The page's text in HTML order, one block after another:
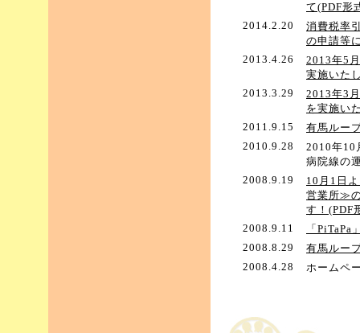
て(PDF形
2014.2.20
消費税率
の申請等
2013.4.26
2013年5
実施いた
2013.3.29
2013年3
を実施い
2011.9.15
有馬ルー
2010.9.28
2010年10
病院線の
2008.9.19
10月1日
営業所≫
す！(PDF
2008.9.11
「
2008.8.29
有馬ルー
2008.4.28
ホームペ